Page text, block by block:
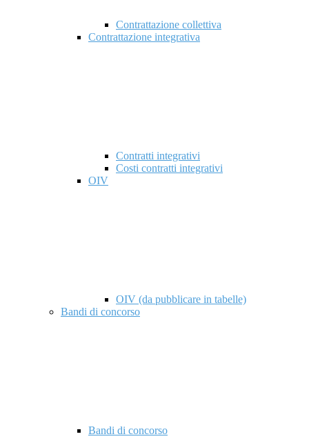
Contrattazione collettiva
Contrattazione integrativa
Contratti integrativi
Costi contratti integrativi
OIV
OIV (da pubblicare in tabelle)
Bandi di concorso
Bandi di concorso